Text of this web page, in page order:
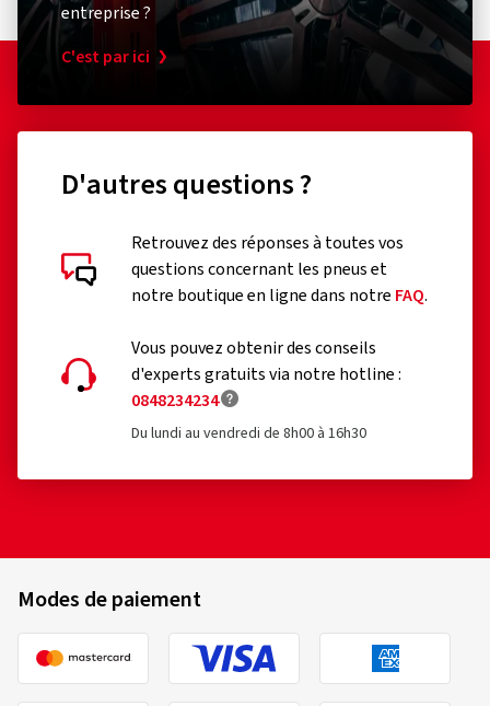
entreprise ?
C'est par ici
D'autres questions ?
Retrouvez des réponses à toutes vos
questions concernant les pneus et
notre boutique en ligne dans notre FAQ.
Vous pouvez obtenir des conseils
d'experts gratuits via notre hotline :
0848234234
Du lundi au vendredi de 8h00 à 16h30
Modes de paiement